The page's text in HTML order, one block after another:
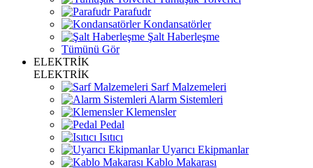
Parafudr
Kondansatörler
Şalt Haberleşme
Tümünü Gör
ELEKTRİK
ELEKTRİK
Sarf Malzemeleri
Alarm Sistemleri
Klemensler
Pedal
Isıtıcı
Uyarıcı Ekipmanlar
Kablo Makarası